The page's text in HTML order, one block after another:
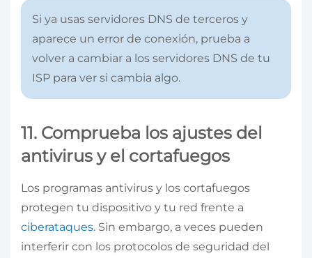
Si ya usas servidores DNS de terceros y
aparece un error de conexión, prueba a
volver a cambiar a los servidores DNS de tu
ISP para ver si cambia algo.
11. Comprueba los ajustes del
antivirus y el cortafuegos
Los programas antivirus y los cortafuegos
protegen tu dispositivo y tu red frente a
ciberataques. Sin embargo, a veces pueden
interferir con los protocolos de seguridad del